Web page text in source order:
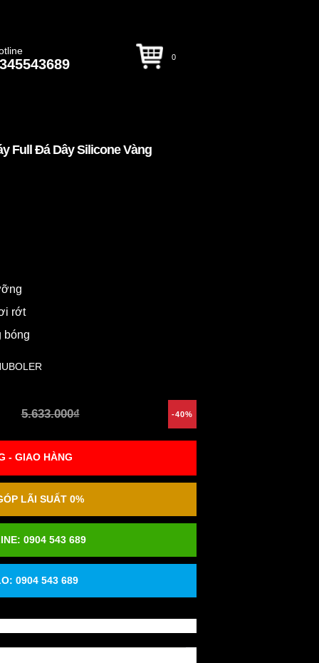
0
Full Đá Dây Silicone Vàng
rớt
bóng
5.633.000₫ -40%
- GIAO HÀNG
LÃI SUẤT 0%
0904 543 689
0904 543 689